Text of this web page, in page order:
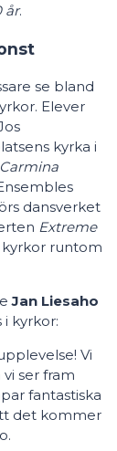
år.
se bland
Elever
kyrka i
Carmina
dansverket
Extreme
runtom
Jan Liesaho
kyrkor:
Vi
ser fram
fantastiska
det kommer